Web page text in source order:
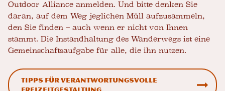
Outdoor Alliance anmelden. Und bitte denken Sie
daran, auf dem Weg jeglichen Müll aufzusammeln,
den Sie finden – auch wenn er nicht von Ihnen
stammt. Die Instandhaltung des Wanderwegs ist eine
Gemeinschaftsaufgabe für alle, die ihn nutzen.
Tipps für verantwortungsvolle